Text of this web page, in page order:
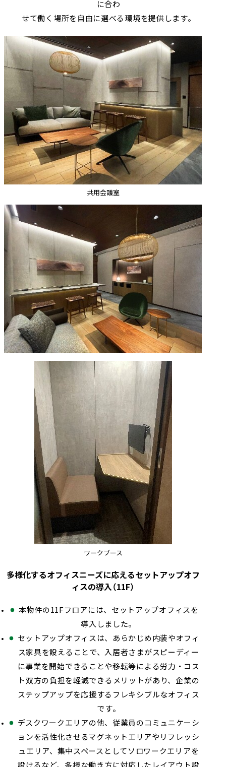
に合わ
せて働く場所を自由に選べる環境を提供します。
共用会議室
ワークブース
多様化するオフィスニーズに応えるセットアップオフ
ィスの導入（11F）
本物件の11Fフロアには、セットアップオフィスを
導入しました。
セットアップオフィスは、あらかじめ内装やオフィ
ス家具を設えることで、入居者さまがスピーディー
に事業を開始できることや移転等による労力・コス
ト双方の負担を軽減できるメリットがあり、企業の
ステップアップを応援するフレキシブルなオフィス
です。
デスクワークエリアの他、従業員のコミュニケーシ
ョンを活性化させるマグネットエリアやリフレッシ
ュエリア、集中スペースとしてソロワークエリアを
設けるなど、多様な働き方に対応したレイアウト設